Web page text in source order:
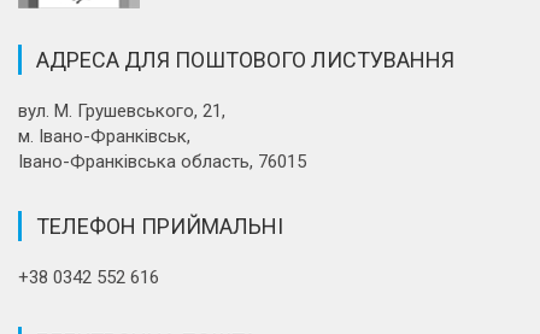
АДРЕСА ДЛЯ ПОШТОВОГО ЛИСТУВАННЯ
вул. М. Грушевського, 21,
м. Івано-Франківськ,
Івано-Франківська область, 76015
ТЕЛЕФОН ПРИЙМАЛЬНІ
+38 0342 552 616